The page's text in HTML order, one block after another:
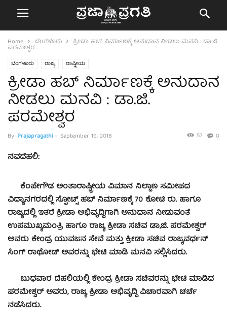
Home ಬೆಂಗಳೂರು ಕ್ರೀಡಾ ಹಬ್ ನಿರ್ಮಾಣಕ್ಕೆ ಅನುದಾನ ನೀಡಲು ಮನವಿ : ಡಾ.ಜಿ.
ಪರಮೇಶ್ವರ
ಬೆಂಗಳೂರು ರಾಜ್ಯ ರಾಷ್ಟ್ರೀಯ
ಕ್ರೀಡಾ ಹಬ್ ನಿರ್ಮಾಣಕ್ಕೆ ಅನುದಾನ
ನೀಡಲು ಮನವಿ : ಡಾ.ಜಿ.
ಪರಮೇಶ್ವರ
By Prajapragathi- September 19, 2018 0
57
ನವದೆಹಲಿ:
ಕೆಂಪೇಗೌಡ ಅಂತಾರಾಷ್ಟ್ರೀಯ ವಿಮಾನ ನಿಲ್ದಾಣ ಸಮೀಪದ
ವಿದ್ಯಾನಗರದಲ್ಲಿ ಸ್ಪೋಟ್ಸ್ ಹಬ್ ನಿರ್ಮಾಣಕ್ಕೆ 70 ಕೋಟಿ ರು. ಹಾಗೂ
ರಾಜ್ಯದಲ್ಲಿ ಇತರೆ ಕ್ರೀಡಾ ಅಭಿವೃದ್ಧಿಗಾಗಿ ಅನುದಾನ ನೀಡುವಂತೆ
ಉಪಮುಖ್ಯಮಂತ್ರಿ ಹಾಗೂ ರಾಜ್ಯ ಕ್ರೀಡಾ ಸಚಿವ ಡಾ,ಜಿ. ಪರಮೇಶ್ವರ್
ಅವರು ಕೇಂದ್ರ ಯುವಜನ ಸೇವೆ ಮತ್ತು ಕ್ರೀಡಾ ಸಚಿವ ರಾಜ್ಯವರ್ಧನ್
ಸಿಂಗ್ ರಾಥೋಡ್ ಅವರನ್ನು ಭೇಟಿ ಮಾಡಿ ಮನವಿ ಸಲ್ಲಿಸಿದರು.
ಬುಧವಾರ ದೆಹಲಿಯಲ್ಲಿ ಕೇಂದ್ರ ಕ್ರೀಡಾ ಸಚಿವರನ್ನು ಭೇಟಿ ಮಾಡಿದ
ಪರಮೇಶ್ವರ್ ಅವರು, ರಾಜ್ಯ ಕ್ರೀಡಾ ಅಭಿವೃದ್ಧಿ ವಿಚಾರವಾಗಿ ಚರ್ಚೆ
ನಡೆಸಿದರು.